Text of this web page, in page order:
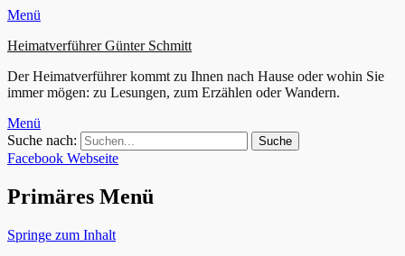
Menü
Heimatverführer Günter Schmitt
Der Heimatverführer kommt zu Ihnen nach Hause oder wohin Sie
immer mögen: zu Lesungen, zum Erzählen oder Wandern.
Menü
Suche nach:
Facebook Webseite
Primäres Menü
Springe zum Inhalt